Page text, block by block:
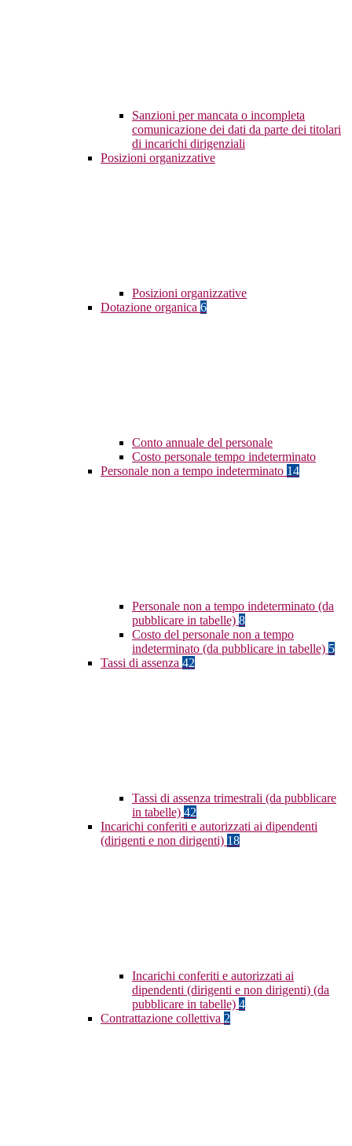
Sanzioni per mancata o incompleta
comunicazione dei dati da parte dei titolari
di incarichi dirigenziali
Posizioni organizzative
Posizioni organizzative
Dotazione organica 6
Conto annuale del personale
Costo personale tempo indeterminato
Personale non a tempo indeterminato 14
Personale non a tempo indeterminato (da
pubblicare in tabelle) 8
Costo del personale non a tempo
indeterminato (da pubblicare in tabelle) 5
Tassi di assenza 42
Tassi di assenza trimestrali (da pubblicare
in tabelle) 42
Incarichi conferiti e autorizzati ai dipendenti
(dirigenti e non dirigenti) 18
Incarichi conferiti e autorizzati ai
dipendenti (dirigenti e non dirigenti) (da
pubblicare in tabelle) 4
Contrattazione collettiva 2